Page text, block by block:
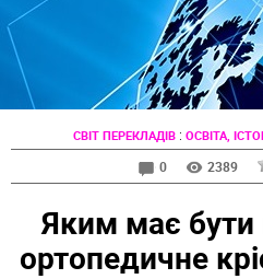
СВІТ ПЕРЕКЛАДІВ: ОСВІТА,
0
2389
Яким має
ортопедичне